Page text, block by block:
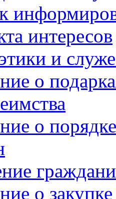
интересов
и
о
о
о